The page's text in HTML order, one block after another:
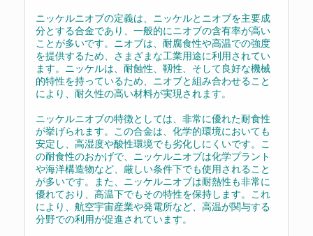
ニッケルニオブの定義は、ニッケルとニオブを主要成
分とする合金であり、一般的にニオブの含有率が高い
ことが多いです。ニオブは、耐腐食性や高温での強度
を提供するため、さまざまな工業用途に利用されてい
ます。ニッケルは、耐蝕性、靱性、そして良好な機械
的特性を持っているため、ニオブと組み合わせること
により、耐久性の高い材料が実現されます。
ニッケルニオブの特徴としては、非常に優れた耐食性
が挙げられます。この合金は、化学的環境においても
安定し、高湿度や酸性環境でも劣化しにくいです。こ
の耐食性のおかげで、ニッケルニオブは化学プラント
や海洋構造物など、厳しい条件下でも使用されること
が多いです。また、ニッケルニオブは耐熱性も非常に
優れており、高温下でもその特性を保持します。これ
により、航空宇宙産業や発電所など、高温が関与する
分野での利用が促進されています。